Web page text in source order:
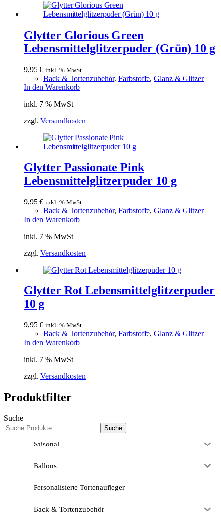
Glytter Glorious Green
Lebensmittelglitzerpuder (Grün) 10 g
9,95 € inkl. % MwSt.
Back & Tortenzubehör, Farbstoffe, Glanz & Glitzer
In den Warenkorb
inkl. 7 % MwSt.
zzgl. Versandkosten
Glytter Passionate Pink
Lebensmittelglitzerpuder 10 g
9,95 € inkl. % MwSt.
Back & Tortenzubehör, Farbstoffe, Glanz & Glitzer
In den Warenkorb
inkl. 7 % MwSt.
zzgl. Versandkosten
Glytter Rot Lebensmittelglitzerpuder
10 g
9,95 € inkl. % MwSt.
Back & Tortenzubehör, Farbstoffe, Glanz & Glitzer
In den Warenkorb
inkl. 7 % MwSt.
zzgl. Versandkosten
Produktfilter
Suche
Suche
Saisonal
Ballons
Personalisierte Tortenaufleger
Back & Tortenzubehör